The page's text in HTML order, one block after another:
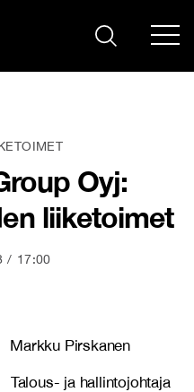
Oyj:
liiketoimet
17:00
Markku Pirskanen